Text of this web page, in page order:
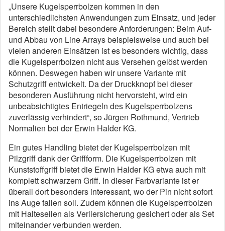
„Unsere Kugelsperrbolzen kommen in den
unterschiedlichsten Anwendungen zum Einsatz, und jeder
Bereich stellt dabei besondere Anforderungen: Beim Auf-
und Abbau von Line Arrays beispielsweise und auch bei
vielen anderen Einsätzen ist es besonders wichtig, dass
die Kugelsperrbolzen nicht aus Versehen gelöst werden
können. Deswegen haben wir unsere Variante mit
Schutzgriff entwickelt. Da der Druckknopf bei dieser
besonderen Ausführung nicht hervorsteht, wird ein
unbeabsichtigtes Entriegeln des Kugelsperrbolzens
zuverlässig verhindert“, so Jürgen Rothmund, Vertrieb
Normalien bei der Erwin Halder KG.
Ein gutes Handling bietet der Kugelsperrbolzen mit
Pilzgriff dank der Griffform. Die Kugelsperrbolzen mit
Kunststoffgriff bietet die Erwin Halder KG etwa auch mit
komplett schwarzem Griff. In dieser Farbvariante ist er
überall dort besonders interessant, wo der Pin nicht sofort
ins Auge fallen soll. Zudem können die Kugelsperrbolzen
mit Halteseilen als Verliersicherung gesichert oder als Set
miteinander verbunden werden.